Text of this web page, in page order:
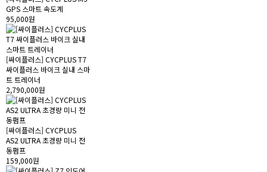
GPS 스마트 속도계
95,000원
[싸이플러스] CYCPLUS T7
싸이플러스 바이크 실내 스마
트 트레이너
2,790,000원
[싸이플러스] CYCPLUS
AS2 ULTRA 초경량 미니 전
동펌프
159,000원